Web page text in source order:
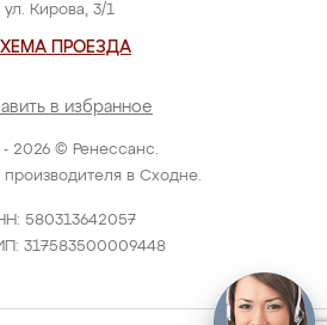
- 2026 © Ренессанс.
в Сходне.
580313642057
317583500009448
ул. Кирова, 3/1
ПРОЕЗДА
в избранное